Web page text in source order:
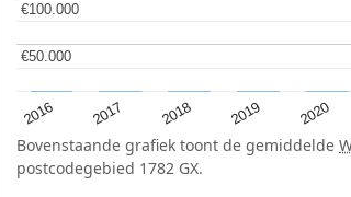
2016 2017 2018 2019 2020
€50.000
€50.000
€100.000
€100.000
Bovenstaande grafiek toont de gemiddelde
postcodegebied 1782 GX.